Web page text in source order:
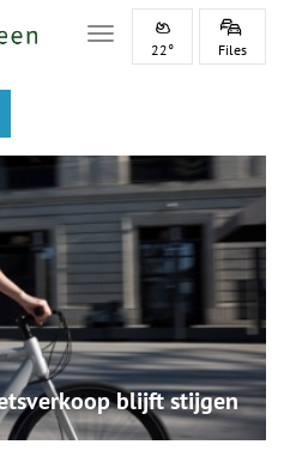
Toggle navigation
22° Files
blijft stijgen